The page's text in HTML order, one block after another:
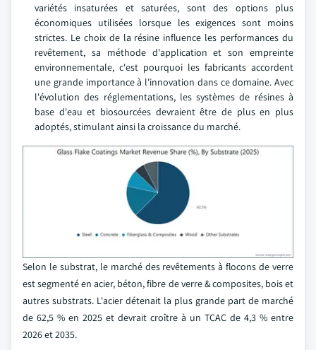
variétés insaturées et saturées, sont des options plus
économiques utilisées lorsque les exigences sont moins
strictes. Le choix de la résine influence les performances du
revêtement, sa méthode d'application et son empreinte
environnementale, c'est pourquoi les fabricants accordent
une grande importance à l'innovation dans ce domaine. Avec
l'évolution des réglementations, les systèmes de résines à
base d'eau et biosourcées devraient être de plus en plus
adoptés, stimulant ainsi la croissance du marché.
Selon le substrat, le marché des revêtements à flocons de verre
est segmenté en acier, béton, fibre de verre & composites, bois et
autres substrats. L'acier détenait la plus grande part de marché
de 62,5 % en 2025 et devrait croître à un TCAC de 4,3 % entre
2026 et 2035.